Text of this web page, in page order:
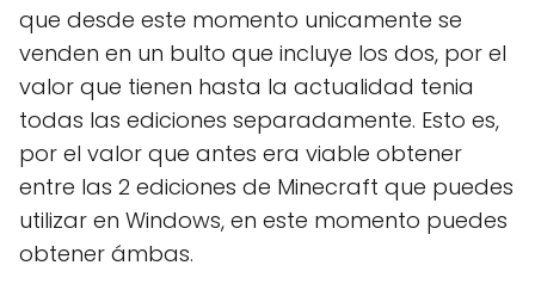
que desde este momento unicamente se
venden en un bulto que incluye los dos, por el
valor que tienen hasta la actualidad tenia
todas las ediciones separadamente. Esto es,
por el valor que antes era viable obtener
entre las 2 ediciones de Minecraft que puedes
utilizar en Windows, en este momento puedes
obtener ámbas.